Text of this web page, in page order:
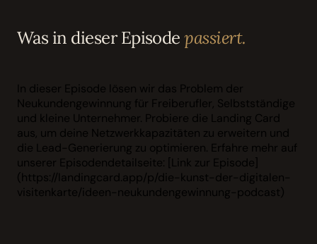
Was in dieser Episodepassiert.
In dieser Episode lösen wir das Problem der
Neukundengewinnung für Freiberufler, Selbstständige
und kleine Unternehmer. Probiere die Landing Card
aus, um deine Netzwerkkapazitäten zu erweitern und
die Lead-Generierung zu optimieren. Erfahre mehr auf
unserer Episodendetailseite: [Link zur Episode]
(https://landingcard.app/p/die-kunst-der-digitalen-
visitenkarte/ideen-neukundengewinnung-podcast)